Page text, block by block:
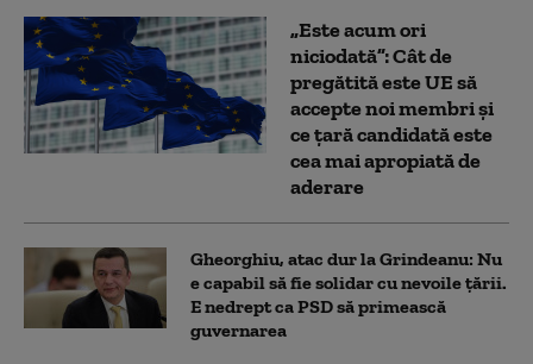
„Este acum ori
niciodată”: Cât de
pregătită este UE să
accepte noi membri și
ce țară candidată este
cea mai apropiată de
aderare
Gheorghiu, atac dur la Grindeanu: Nu
e capabil să fie solidar cu nevoile țării.
E nedrept ca PSD să primească
guvernarea